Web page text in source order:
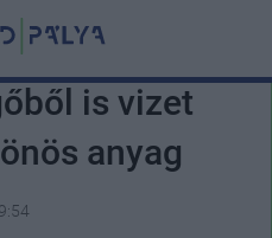
is vizet
anyag